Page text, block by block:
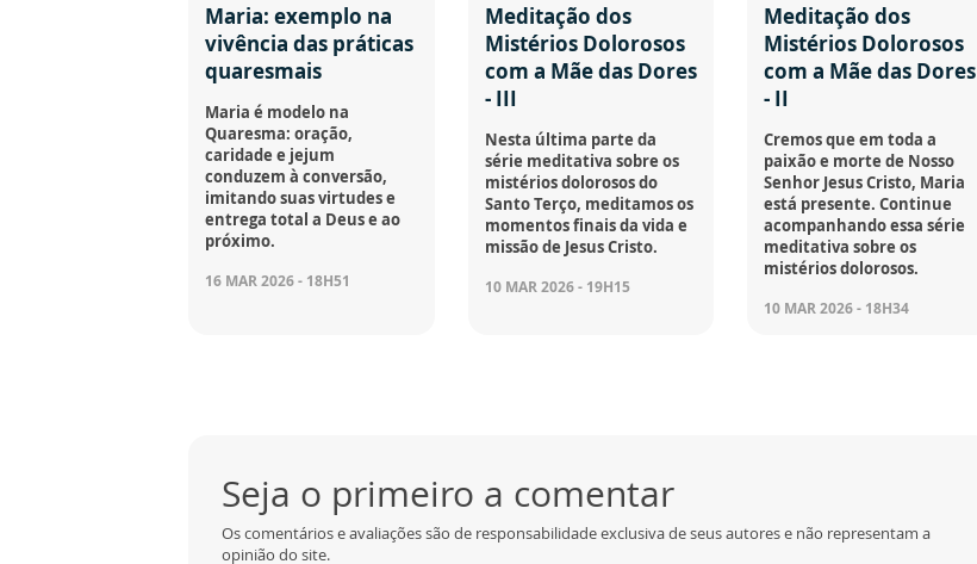
Maria: exemplo na
vivência das práticas
quaresmais
Maria é modelo na
Quaresma: oração,
caridade e jejum
conduzem à conversão,
imitando suas virtudes e
entrega total a Deus e ao
próximo.
16 MAR 2026 - 18H51
Meditação dos
Mistérios Dolorosos
com a Mãe das Dores
- III
Nesta última parte da
série meditativa sobre os
mistérios dolorosos do
Santo Terço, meditamos os
momentos finais da vida e
missão de Jesus Cristo.
10 MAR 2026 - 19H15
Meditação dos
Mistérios Dolorosos
com a Mãe das Dores
- II
Cremos que em toda a
paixão e morte de Nosso
Senhor Jesus Cristo, Maria
está presente. Continue
acompanhando essa série
meditativa sobre os
mistérios dolorosos.
10 MAR 2026 - 18H34
Seja o primeiro a comentar
Os comentários e avaliações são de responsabilidade exclusiva de seus autores e não representam a
opinião do site.